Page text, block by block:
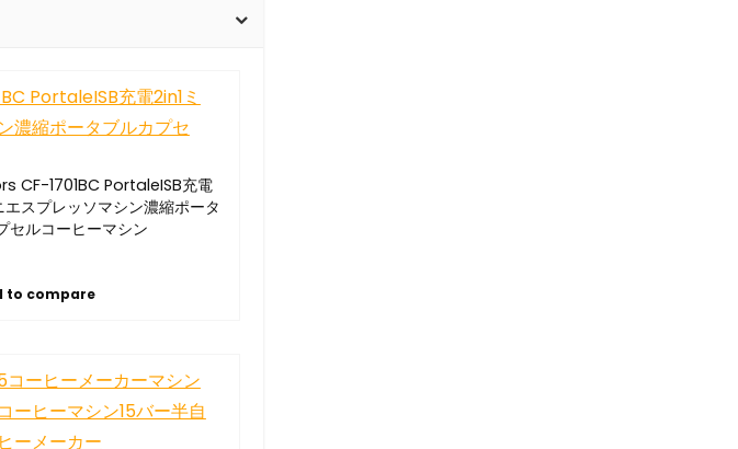
CF-1701BC PortaleISB充電
エスプレッソマシン濃縮ポータ
セルコーヒーマシン
to compare